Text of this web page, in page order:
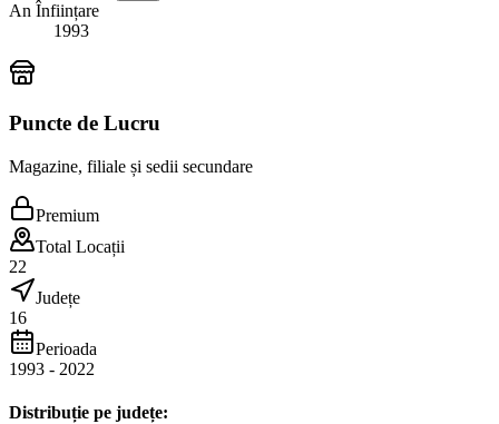
An Înființare
1993
Puncte de Lucru
Magazine, filiale și sedii secundare
Premium
Total Locații
22
Județe
16
Perioada
1993 - 2022
Distribuție pe județe: